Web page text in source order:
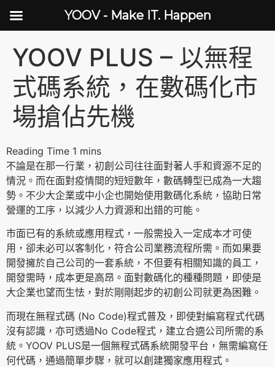
YOOV PLUS – 以無程
式碼系統，在數碼化市
場搶佔先機
不論是在那一行業，初創公司往往面對著人手和資源不足的
情況。而在面對疫情間的短短數年，數碼轉型已成為一大趨
勢。不少大企業或中小企也開始使用數碼化系統，協助日常
營運的工序，以減少人力資源和出錯的可能。
市面已有的系統或應用程式，一般需投入一定成本才可使
用，卻未必可以客制化，符合公司業務流程所需。而如果要
開發擁於自己公司的一套系統，不但要有相關知識的員工，
開發需時，成本更是高昂。面對數碼化的種種問題，即使是
大企業也望而生怯，對於剛剛起步的初創公司就更為困難。
而現在無程式碼 (No Code)程式普及，即使對編寫程式代碼
沒有認識，亦可透過No Code程式，建立合適公司所需的系
統。YOOV PLUS是一個無程式碼系統開發平台，無需編寫任
何代碼，通過簡單步驟，就可以創建獨家應用程式。
YOOV - Make IT. Happen